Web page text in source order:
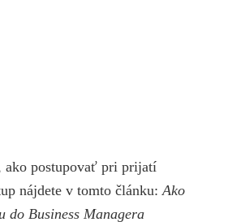
ako postupovať pri prijatí
nájdete v tomto článku: Ako
do Business Managera